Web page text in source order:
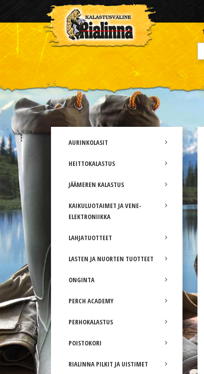
AURINKOLASIT
HEITTOKALASTUS
JÄÄMEREN KALASTUS
KAIKULUOTAIMET JA VENE-
ELEKTRONIIKKA
LAHJATUOTTEET
LASTEN JA NUORTEN TUOTTEET
ONGINTA
PERCH ACADEMY
PERHOKALASTUS
POISTOKORI
RIALINNA PILKIT JA UISTIMET